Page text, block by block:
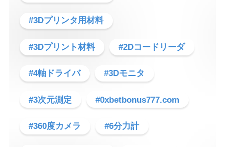
#3Dプリンタ用材料
#3Dプリント材料 #2Dコードリーダ
#4軸ドライバ #3Dモニタ
#3次元測定 #0xbetbonus777.com
#360度カメラ #6分力計